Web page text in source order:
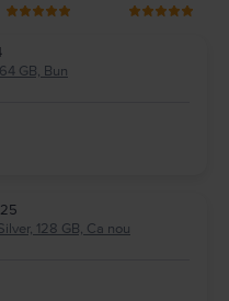
GB, Bun
128 GB, Ca nou